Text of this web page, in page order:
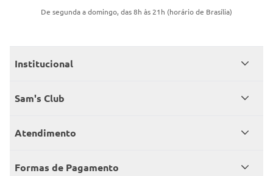
De segunda a domingo, das 8h às 21h (horário de Brasília)
Institucional
Quem somos
Encontre um Clube
Sam's Club
Seja sócio
Atendimento
Fale conosco
Formas de Pagamento